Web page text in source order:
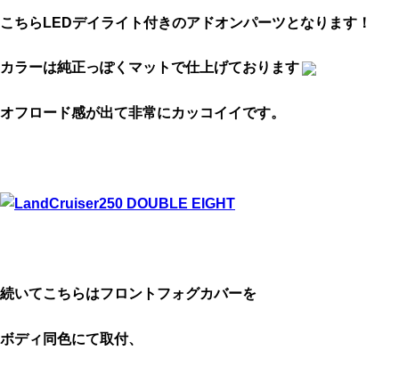
こちらLEDデイライト付きのアドオンパーツとなります！
カラーは純正っぽくマットで仕上げております
オフロード感が出て非常にカッコイイです。
続いてこちらはフロントフォグカバーを
ボディ同色にて取付、